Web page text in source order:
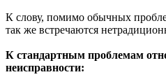
К слову, помимо обычных
так же встречаются
К стандартным проблемам
неисправности: